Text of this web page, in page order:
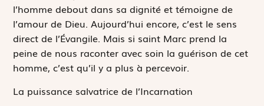
l’homme debout dans sa dignité et témoigne de
l’amour de Dieu. Aujourd’hui encore, c’est le sens
direct de l’Évangile. Mais si saint Marc prend la
peine de nous raconter avec soin la guérison de cet
homme, c’est qu’il y a plus à percevoir.
La puissance salvatrice de l’Incarnation